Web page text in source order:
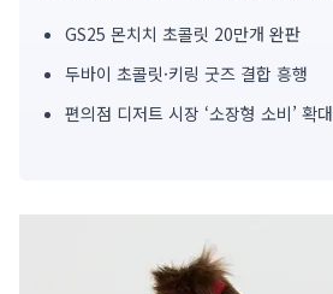
GS25 몬치치 초콜릿 20만개 완판
두바이 초콜릿·키링 굿즈 결합 흥행
편의점 디저트 시장 ‘소장형 소비’ 확대